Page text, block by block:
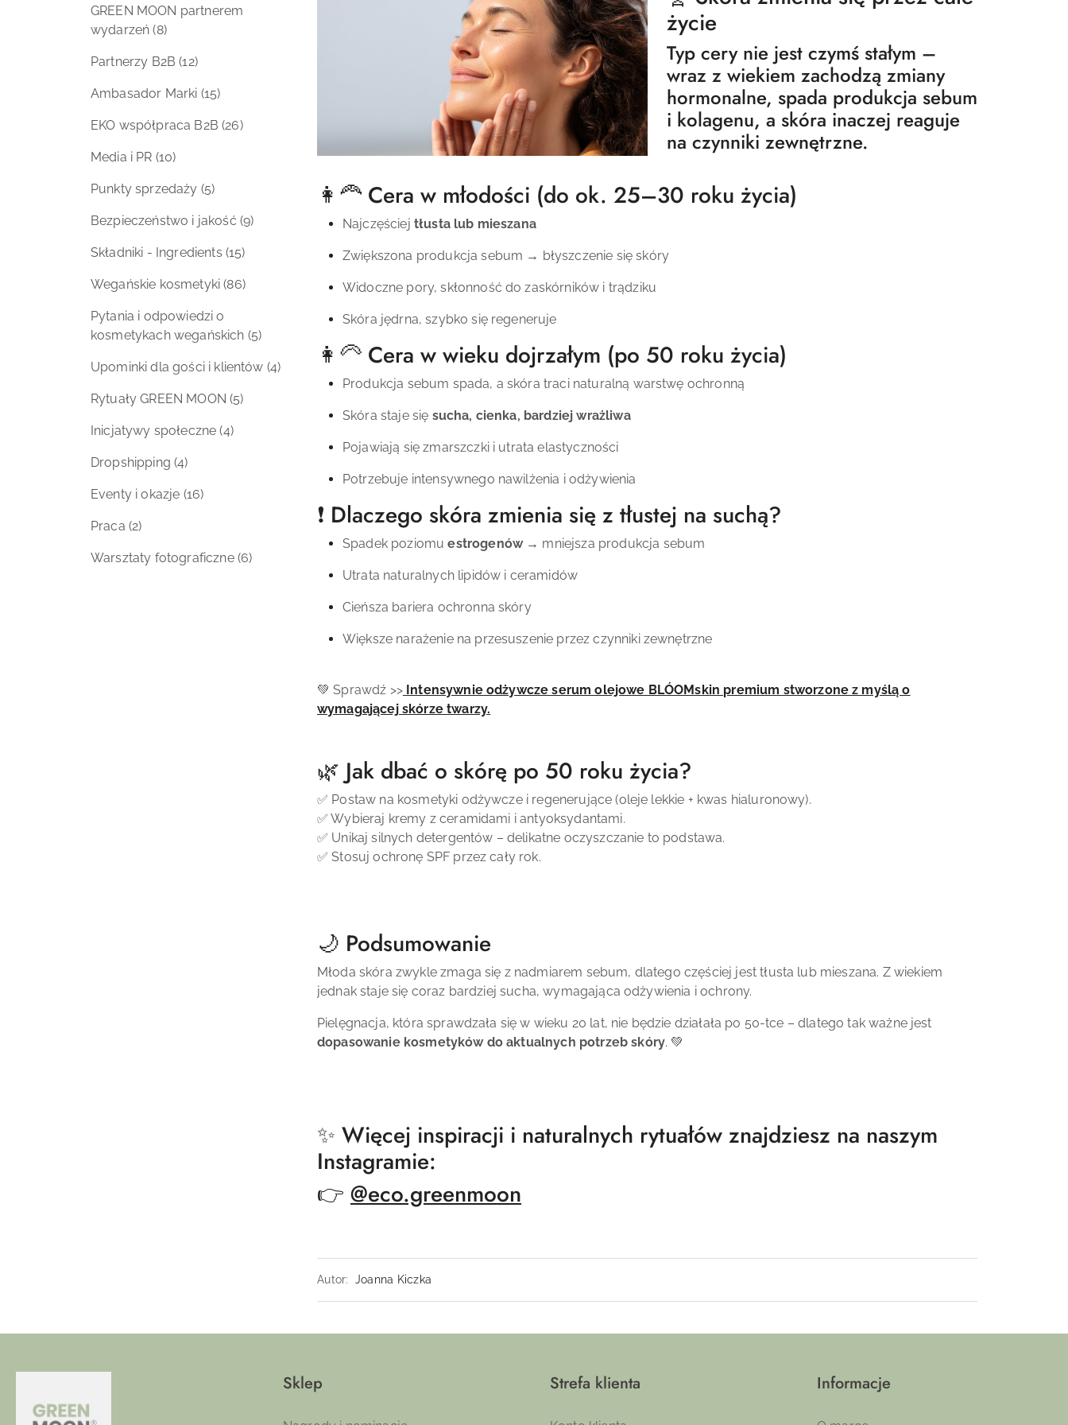
GREEN MOON partnerem
wydarzeń(8)
Partnerzy B2B(12)
Ambasador Marki (15)
EKO współpraca B2B(26)
Media i PR (10)
Punkty sprzedaży (5)
Bezpieczeństwo i jakość (9)
Składniki - Ingredients (15)
Wegańskie kosmetyki(86)
Pytania i odpowiedzi o
kosmetykach wegańskich (5)
Upominki dla gości i klientów (4)
Rytuały GREEN MOON(5)
Inicjatywy społeczne(4)
Dropshipping(4)
Eventy i okazje (16)
Praca (2)
Warsztaty fotograficzne (6)
życie
Typ cery nie jest czymś stałym –
wraz z wiekiem zachodzą zmiany
hormonalne, spada produkcja sebum
i kolagenu, a skóra inaczej reaguje
na czynniki zewnętrzne.
👩‍🦰 Cera w młodości (do ok. 25–30 roku życia)
Najczęściej tłusta lub mieszana
Zwiększona produkcja sebum → błyszczenie się skóry
Widoczne pory, skłonność do zaskórników i trądziku
Skóra jędrna, szybko się regeneruje
👩‍🦳 Cera w wieku dojrzałym (po 50 roku życia)
Produkcja sebum spada, a skóra traci naturalną warstwę ochronną
Skóra staje się sucha, cienka, bardziej wrażliwa
Pojawiają się zmarszczki i utrata elastyczności
Potrzebuje intensywnego nawilżenia i odżywienia
❗ Dlaczego skóra zmienia się z tłustej na suchą?
Spadek poziomuestrogenów→ mniejsza produkcja sebum
Utrata naturalnych lipidów i ceramidów
Cieńsza bariera ochronna skóry
Większe narażenie na przesuszenie przez czynniki zewnętrzne
💚 Sprawdź >> Intensywnie odżywcze serum olejowe BLÓOMskin premium stworzone z myślą o
wymagającej skórze twarzy.
🌿 Jak dbać o skórę po 50 roku życia?
✅ Postaw na kosmetyki odżywcze i regenerujące (oleje lekkie + kwas hialuronowy).
✅ Wybieraj kremy z ceramidami i antyoksydantami.
✅ Unikaj silnych detergentów – delikatne oczyszczanie to podstawa.
✅ Stosuj ochronę SPF przez cały rok.
🌙 Podsumowanie
Młoda skóra zwykle zmaga się z nadmiarem sebum, dlatego częściej jest tłusta lub mieszana. Z wiekiem
jednak staje się coraz bardziej sucha, wymagająca odżywienia i ochrony.
Pielęgnacja, która sprawdzała się w wieku 20 lat, nie będzie działała po 50-tce – dlatego tak ważne jest
dopasowanie kosmetyków do aktualnych potrzeb skóry. 💚
✨ Więcej inspiracji i naturalnych rytuałów znajdziesz na naszym
Instagramie:
👉 @eco.greenmoon
Autor: Joanna Kiczka
Sklep Strefa klienta Informacje